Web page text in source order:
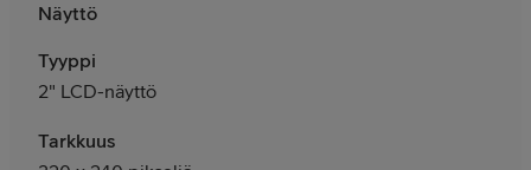
Näyttö
Tyyppi
2" LCD-näyttö
Tarkkuus